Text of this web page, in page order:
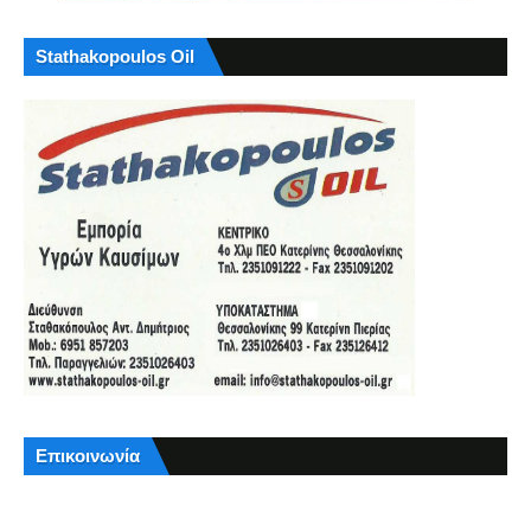
Stathakopoulos Oil
Επικοινωνία